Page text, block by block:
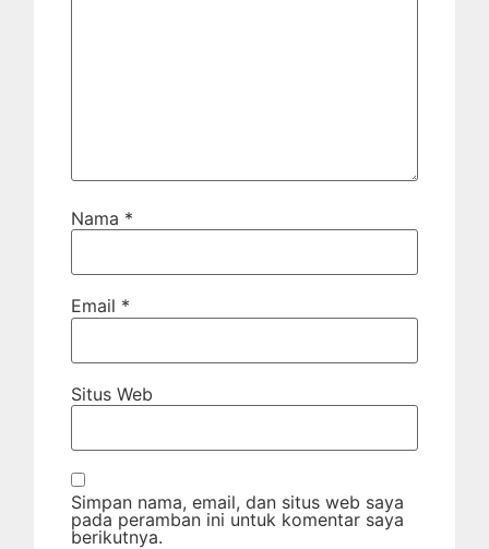
Nama *
Email *
Situs Web
Simpan nama, email, dan situs web saya
pada peramban ini untuk komentar saya
berikutnya.